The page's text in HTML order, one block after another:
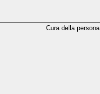
Cura della persona